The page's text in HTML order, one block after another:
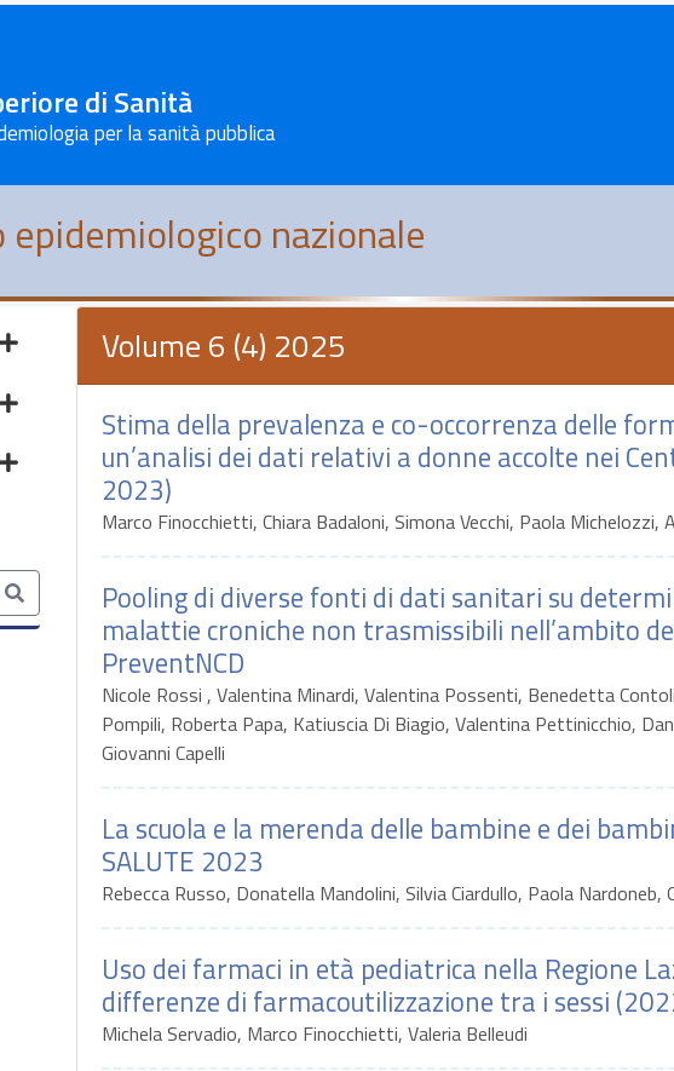
di Sanità
per la sanità pubblica
nazionale
Volume 6 (4) 2025
Stima della prevalenza e co-occorrenza delle
un’analisi dei dati relativi a donne accolte nei
2023)
Marco Finocchietti, Chiara Badaloni, Simona Vecchi, Paola Michelozzi,
Pooling di diverse fonti di dati sanitari su
malattie croniche non trasmissibili nell’ambito
PreventNCD
Nicole Rossi , Valentina Minardi, Valentina Possenti, Benedetta
Pompili, Roberta Papa, Katiuscia Di Biagio, Valentina Pettinicchio,
Giovanni Capelli
La scuola e la merenda delle bambine e dei
SALUTE 2023
Rebecca Russo, Donatella Mandolini, Silvia Ciardullo, Paola
Uso dei farmaci in età pediatrica nella Regione
differenze di farmacoutilizzazione tra i sessi
Michela Servadio, Marco Finocchietti, Valeria Belleudi